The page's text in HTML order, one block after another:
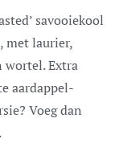
met laurier,
wortel. Extra
aardappel-
Voeg dan